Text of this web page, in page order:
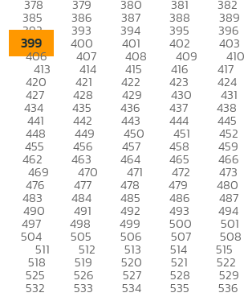
378 379 380 381 382
385 386 387 388 389
392 393 394 395 396
399 400 401 402 403
406 407 408 409 410
413 414 415 416 417
420 421 422 423 424
427 428 429 430 431
434 435 436 437 438
441 442 443 444 445
448 449 450 451 452
455 456 457 458 459
462 463 464 465 466
469 470 471 472 473
476 477 478 479 480
483 484 485 486 487
490 491 492 493 494
497 498 499 500 501
504 505 506 507 508
511 512 513 514 515
518 519 520 521 522
525 526 527 528 529
532 533 534 535 536